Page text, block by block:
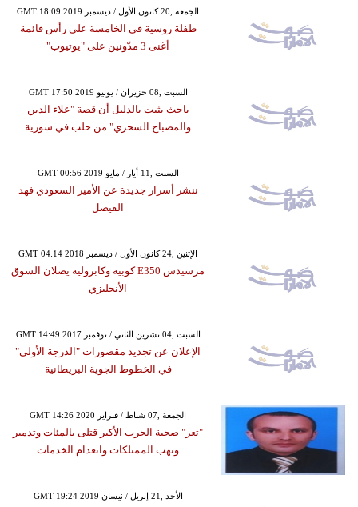
GMT 18:09 2019 الجمعة ,20 كانون الأول / ديسمبر
طفلة روسية في الخامسة على رأس قائمة
أغنى 3 مدّونين على "يوتيوب"
GMT 17:50 2019 السبت ,08 حزيران / يونيو
باحث يثبت بالدليل أن قصة "علاء الدين
والمصباح السحري" من حلب في سورية
GMT 00:56 2019 السبت ,11 أيار / مايو
ننشر أسرار جديدة عن الأمير السعودي فهد
الفيصل
GMT 04:14 2018 الإثنين ,24 كانون الأول / ديسمبر
مرسيدس E350 كوبيه وكابروليه يصلان السوق
الأنجليزي
GMT 14:49 2017 السبت ,04 تشرين الثاني / نوفمبر
الإعلان عن تجديد مقصورات "الدرجة الأولى"
في الخطوط الجوية البريطانية
GMT 14:26 2020 الجمعة ,07 شباط / فبراير
"تعز" ضحية الحرب الأكبر قتلى بالمئات وتدمير
ونهب الممتلكات وانعدام الخدمات
GMT 19:24 2019 الأحد ,21 إبريل / نيسان